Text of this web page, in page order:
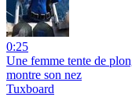
0:25
Une femme tente de
montre son nez
Tuxboard